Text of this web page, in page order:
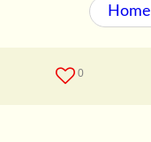
Home
0